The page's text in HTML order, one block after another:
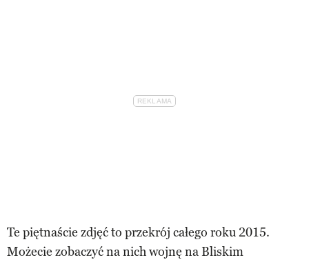
Te piętnaście zdjęć to przekrój całego roku 2015.
Możecie zobaczyć na nich wojnę na Bliskim